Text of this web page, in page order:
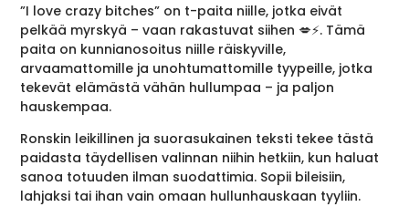
”I love crazy bitches” on t-paita niille, jotka eivät
pelkää myrskyä – vaan rakastuvat siihen 💋⚡. Tämä
paita on kunnianosoitus niille räiskyville,
arvaamattomille ja unohtumattomille tyypeille, jotka
tekevät elämästä vähän hullumpaa – ja paljon
hauskempaa.
Ronskin leikillinen ja suorasukainen teksti tekee tästä
paidasta täydellisen valinnan niihin hetkiin, kun haluat
sanoa totuuden ilman suodattimia. Sopii bileisiin,
lahjaksi tai ihan vain omaan hullunhauskaan tyyliin.